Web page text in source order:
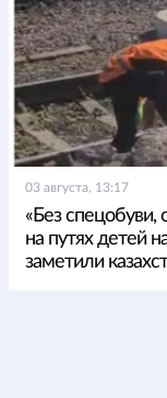
03 августа, 13:17
«Без
на путях детей
заметили